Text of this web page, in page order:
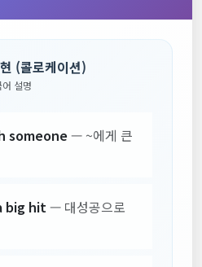
(콜로케이션)
설명
someone — ~에게 큰
big hit — 대성공으로